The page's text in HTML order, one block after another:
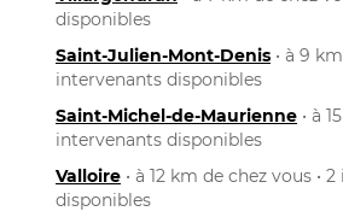
disponibles
Saint-Julien-Mont-Denis • à 9
intervenants disponibles
Saint-Michel-de-Maurienne • à
intervenants disponibles
Valloire • à 12 km de chez vous •
disponibles